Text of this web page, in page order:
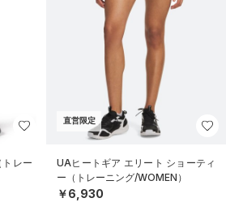
レー
直営限定
UAヒートギア エリート ショーティ
ー（トレーニング/WOMEN）
￥6,930